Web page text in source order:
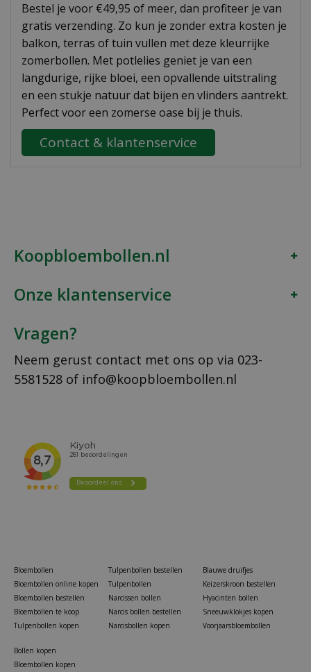
Bestel je voor €49,95 of meer, dan profiteer je van
gratis verzending. Zo kun je zonder extra kosten je
balkon, terras of tuin vullen met deze kleurrijke
zomerbollen. Met potlelies geniet je van een
langdurige, rijke bloei, een opvallende uitstraling
en een stukje natuur dat bijen en vlinders aantrekt.
Perfect voor een zomerse oase bij je thuis.
Contact & klantenservice
Koopbloembollen.nl
Onze klantenservice
Vragen?
Neem gerust contact met ons op via 023-
5581528 of info@koopbloembollen.nl
Bloembollen
Bloembollen online kopen
Bloembollen bestellen
Bloembollen te koop
Tulpenbollen kopen
Tulpenbollen bestellen
Tulpenbollen
Narcissen bollen
Narcis bollen bestellen
Narcisbollen kopen
Blauwe druifjes
Keizerskroon bestellen
Hyacinten bollen
Sneeuwklokjes kopen
Voorjaarsbloembollen
Bollen kopen
Bloembollen kopen